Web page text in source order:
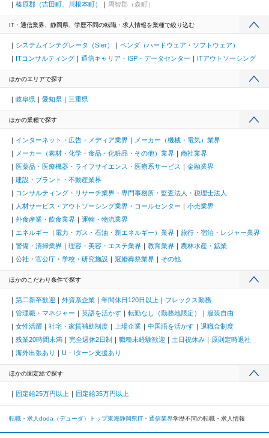
榛原郡（吉田町、川根本町）
周智郡（森町）
IT・通信業界、静岡県、学歴不問の転職・求人情報を業種で絞り込む
システムインテグレータ（SIer）
ベンダ（ハードウェア・ソフトウェア）
ITコンサルティング
通信キャリア・ISP・データセンター ITアウトソーシング
ほかのエリアで探す
岐阜県 愛知県 三重県
ほかの業種で探す
インターネット・広告・メディア業界
メーカー（機械・電気）業界
メーカー（素材・化学・食品・化粧品・その他）業界
商社業界
医薬品・医療機器・ライフサイエンス・医療系サービス
金融業界
建設・プラント・不動産業界
コンサルティング・リサーチ業界・専門事務所・監査法人・税理士法人
人材サービス・アウトソーシング業界・コールセンター
小売業界
外食産業・飲食業界
運輸・物流業界
エネルギー（電力・ガス・石油・新エネルギー）業界
旅行・宿泊・レジャー業界
警備・清掃業界
理容・美容・エステ業界 教育業界
農林水産・鉱業
公社・官公庁・学校・研究施設
冠婚葬祭業界 その他
ほかのこだわり条件で探す
第二新卒歓迎 外資系企業 年間休日120日以上
フレックス勤務
管理職・マネジャー
英語を活かす 転勤なし（勤務地限定）
服装自由
女性活躍
社宅・家賃補助制度 上場企業 中国語を活かす
退職金制度
残業20時間未満
完全週休2日制 職種未経験歓迎 土日祝休み
原則定時退社
海外出張あり
U・Iターン支援あり
ほかの固定給で探す
固定給25万円以上 固定給35万円以上
転職・求人doda（デューダ）トップ東海静岡県IT・通信業界学歴不問の転職・求人情報